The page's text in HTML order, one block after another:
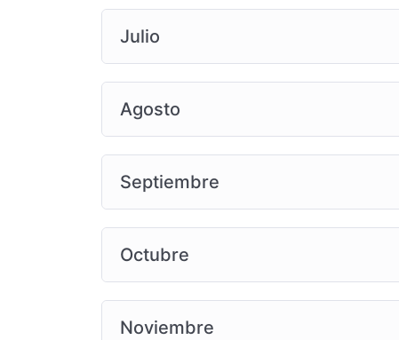
Julio
Agosto
Septiembre
Octubre
Noviembre